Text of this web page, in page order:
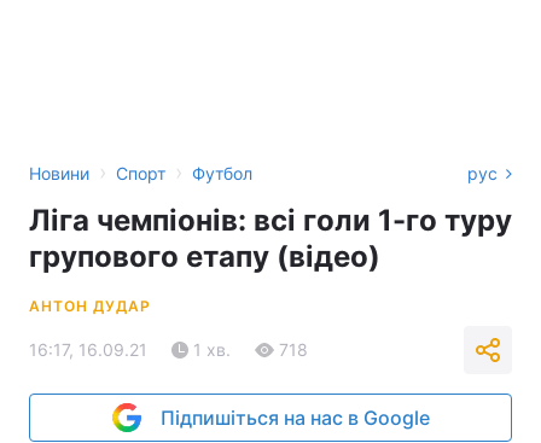
Новини › Спорт › Футбол рус
Ліга чемпіонів: всі голи 1-го туру
групового етапу (відео)
АНТОН ДУДАР
16:17, 16.09.21 1 хв. 718
Підпишіться на нас в Google